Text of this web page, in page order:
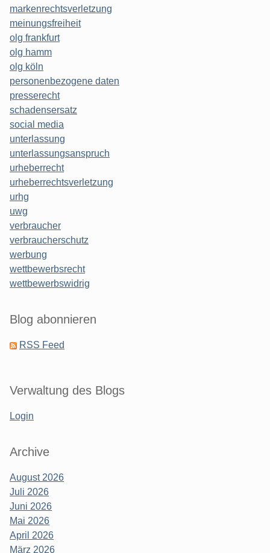
markenrechtsverletzung
meinungsfreiheit
olg frankfurt
olg hamm
olg köln
personenbezogene daten
presserecht
schadensersatz
social media
unterlassung
unterlassungsanspruch
urheberrecht
urheberrechtsverletzung
urhg
uwg
verbraucher
verbraucherschutz
werbung
wettbewerbsrecht
wettbewerbswidrig
Blog abonnieren
RSS Feed
Verwaltung des Blogs
Login
Archive
August 2026
Juli 2026
Juni 2026
Mai 2026
April 2026
März 2026